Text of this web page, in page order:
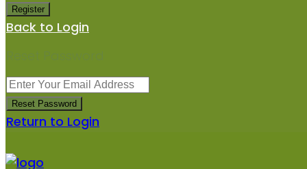
Register
Back to Login
Reset Password
Reset Password
Return to Login